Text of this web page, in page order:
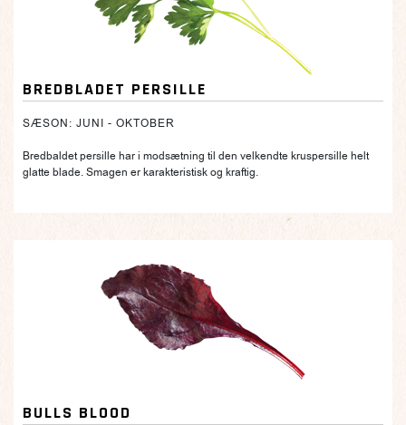
BREDBLADET PERSILLE
SÆSON: JUNI - OKTOBER
Bredbaldet persille har i modsætning til den velkendte kruspersille helt
glatte blade. Smagen er karakteristisk og kraftig.
BULLS BLOOD